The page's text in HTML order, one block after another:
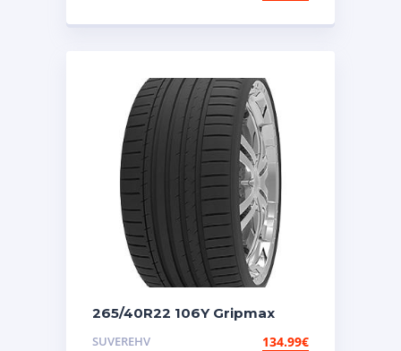
265/40R22 106Y Gripmax
SUVEREHV 134.99€